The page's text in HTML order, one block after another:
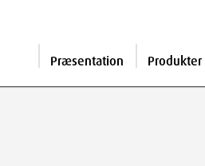
Præsentation Produkter